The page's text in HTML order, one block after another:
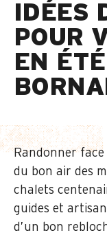
IDÉES
POUR
EN
Randonner
du bon air des
chalets
guides et
d’un bon